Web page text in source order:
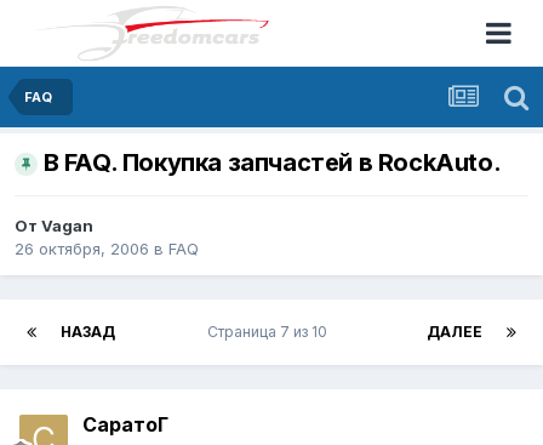
FAQ
В FAQ. Покупка запчастей в RockAuto.
От Vagan
26 октября, 2006 в FAQ
НАЗАД ДАЛЕЕ
Страница 7 из 10
СаратоГ